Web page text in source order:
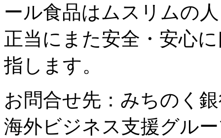
ール食品はムスリムの
正当にまた安全・安心
指します。
お問合せ先：みちのく
海外ビジネス支援グル